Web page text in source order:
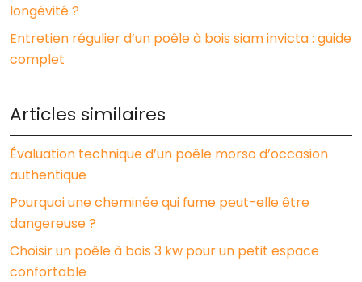
longévité ?
Entretien régulier d’un poêle à bois siam invicta : guide
complet
Articles similaires
Évaluation technique d’un poêle morso d’occasion
authentique
Pourquoi une cheminée qui fume peut-elle être
dangereuse ?
Choisir un poêle à bois 3 kw pour un petit espace
confortable